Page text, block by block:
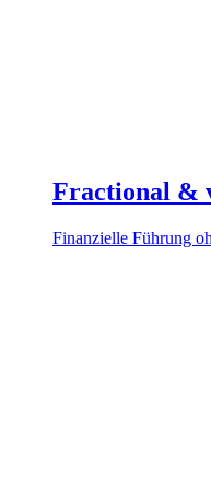
Fractional &
Finanzielle Führung